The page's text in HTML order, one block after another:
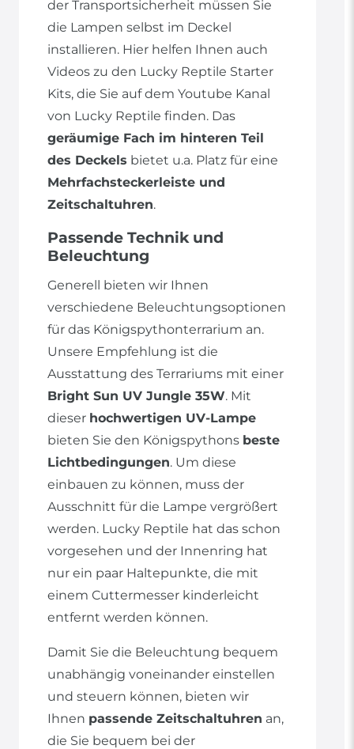
der Transportsicherheit müssen Sie
die Lampen selbst im Deckel
installieren. Hier helfen Ihnen auch
Videos zu den Lucky Reptile Starter
Kits, die Sie auf dem Youtube Kanal
von Lucky Reptile finden. Das
geräumige Fach im hinteren Teil
des Deckels bietet u.a. Platz für eine
Mehrfachsteckerleiste und
Zeitschaltuhren.
Passende Technik und
Beleuchtung
Generell bieten wir Ihnen
verschiedene Beleuchtungsoptionen
für das Königspythonterrarium an.
Unsere Empfehlung ist die
Ausstattung des Terrariums mit einer
Bright Sun UV Jungle 35W. Mit
dieser hochwertigen UV-Lampe
bieten Sie den Königspythons beste
Lichtbedingungen. Um diese
einbauen zu können, muss der
Ausschnitt für die Lampe vergrößert
werden. Lucky Reptile hat das schon
vorgesehen und der Innenring hat
nur ein paar Haltepunkte, die mit
einem Cuttermesser kinderleicht
entfernt werden können.
Damit Sie die Beleuchtung bequem
unabhängig voneinander einstellen
und steuern können, bieten wir
Ihnen passende Zeitschaltuhren an,
die Sie bequem bei der